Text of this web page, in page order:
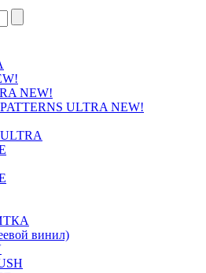
NEW!
ULTRA NEW!
винил)